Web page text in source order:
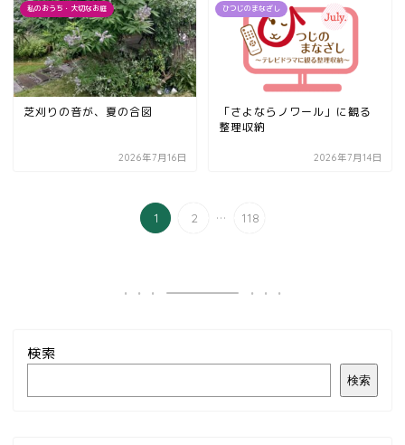
私のおうち・大切なお庭
芝刈りの音が、夏の合図
2026年7月16日
ひつじのまなざし
「さよならノワール」に観る
整理収納
2026年7月14日
1 2 ... 118
検索
検索